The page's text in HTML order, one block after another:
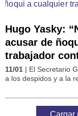
Hugo Yasky:
acusar de
trabajador
11/01 | El Secretario
a los despidos y a la
Cargar